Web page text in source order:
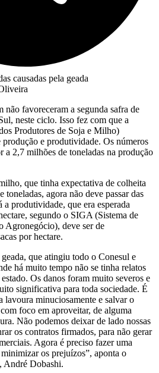
não favoreceram a segunda safra de
neste ciclo. Isso fez com que a
Produtores de Soja e Milho)
produção e produtividade. Os números
a 2,7 milhões de toneladas na produção
que tinha expectativa de colheita
toneladas, agora não deve passar das
a produtividade, que era esperada
segundo o SIGA (Sistema de
Agronegócio), deve ser de
por hectare.
que atingiu todo o Conesul e
há muito tempo não se tinha relatos
Os danos foram muito severos e
significativa para toda sociedade. É
lavoura minuciosamente e salvar o
foco em aproveitar, de alguma
Não podemos deixar de lado nossas
os contratos firmados, para não gerar
Agora é preciso fazer uma
os prejuízos”, aponta o
André Dobashi.